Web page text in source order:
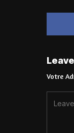
Votre